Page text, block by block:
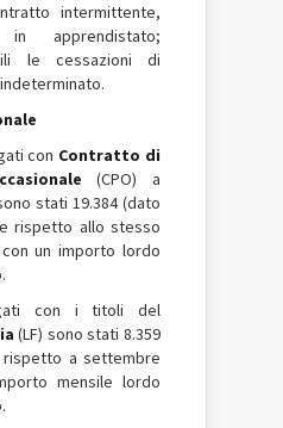
intermittente,
apprendistato;
le cessazioni di
con Contratto di
(CPO) a
stati 19.384 (dato
rispetto allo stesso
un importo lordo
con i titoli del
(LF) sono stati 8.359
a settembre
mensile lordo